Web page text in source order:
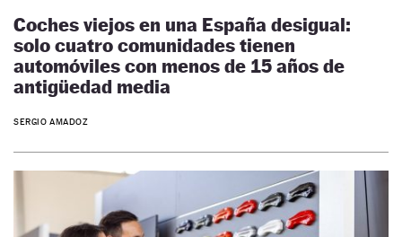
Coches viejos en una España desigual:
solo cuatro comunidades tienen
automóviles con menos de 15 años de
antigüedad media
SERGIO AMADOZ